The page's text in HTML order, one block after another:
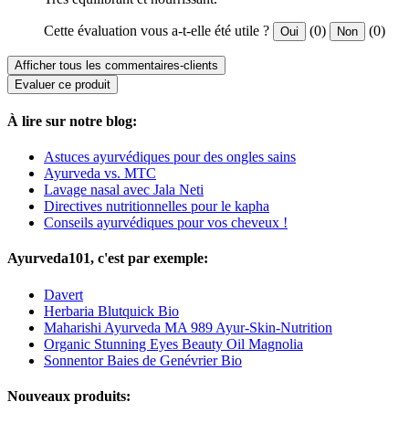
Cette évaluation vous a-t-elle été utile ? Oui (0) Non (0)
Afficher tous les commentaires-clients
Evaluer ce produit
À lire sur notre blog:
Astuces ayurvédiques pour des ongles sains
Ayurveda vs. MTC
Lavage nasal avec Jala Neti
Directives nutritionnelles pour le kapha
Conseils ayurvédiques pour vos cheveux !
Ayurveda101, c'est par exemple:
Davert
Herbaria Blutquick Bio
Maharishi Ayurveda MA 989 Ayur-Skin-Nutrition
Organic Stunning Eyes Beauty Oil Magnolia
Sonnentor Baies de Genévrier Bio
Nouveaux produits: